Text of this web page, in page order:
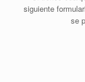
siguiente
se